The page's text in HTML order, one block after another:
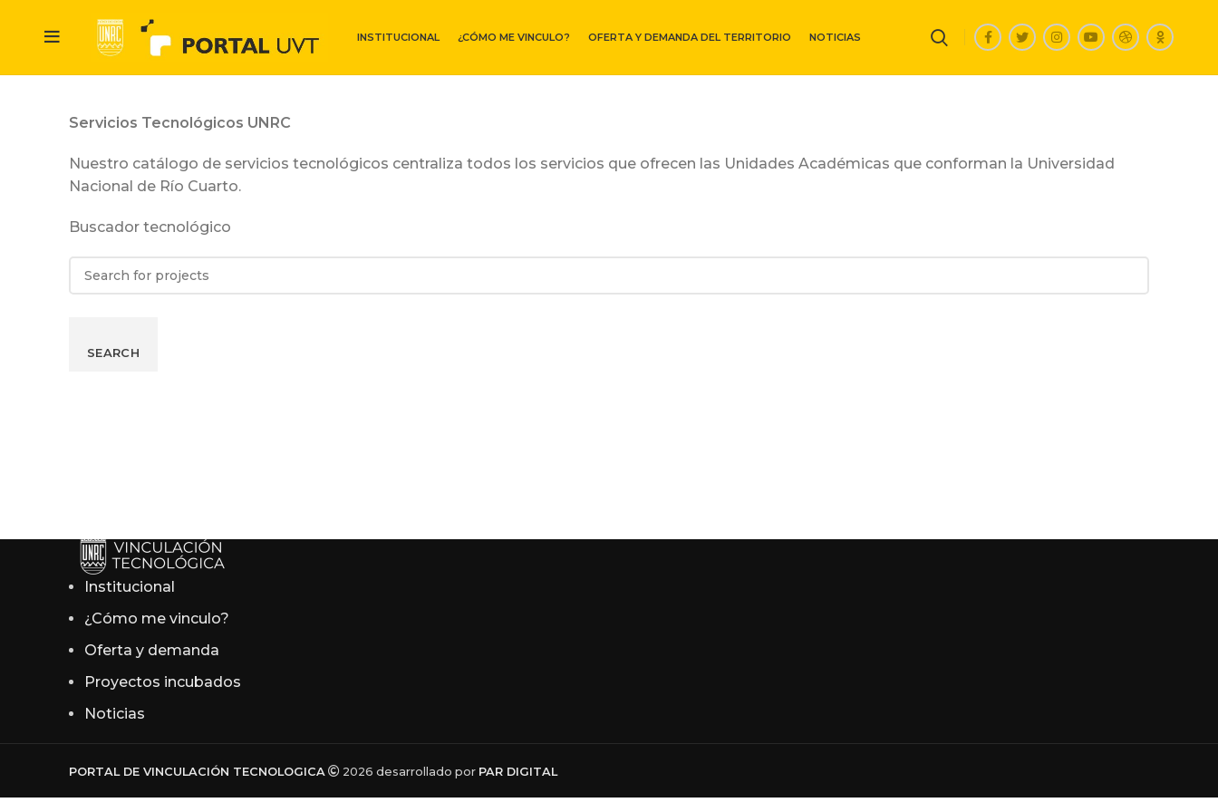
INSTITUCIONAL ¿CÓMO ME VINCULO? OFERTA Y DEMANDA DEL TERRITORIO NOTICIAS
Servicios Tecnológicos UNRC
Nuestro catálogo de servicios tecnológicos centraliza todos los servicios que ofrecen las Unidades Académicas que conforman la Universidad
Nacional de Río Cuarto.
Buscador tecnológico
SEARCH
Institucional
¿Cómo me vinculo?
Oferta y demanda
Proyectos incubados
Noticias
PORTAL DE VINCULACIÓN TECNOLOGICA 2026 desarrollado por PAR DIGITAL